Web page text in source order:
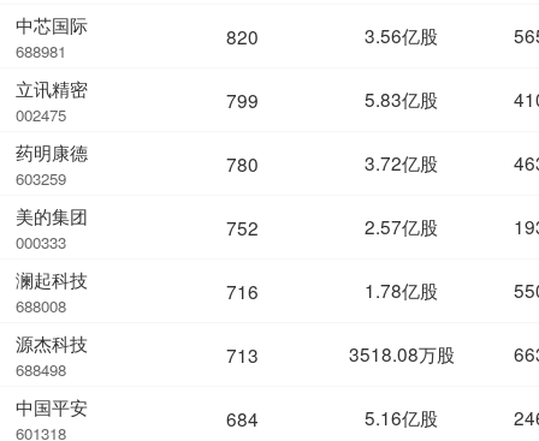
中芯国际
688981
立讯精密
002475
药明康德
603259
美的集团
000333
澜起科技
688008
源杰科技
688498
中国平安
601318
820 3.56亿股
799 5.83亿股
780 3.72亿股
752 2.57亿股
716 1.78亿股
713 3518.08万股
684 5.16亿股